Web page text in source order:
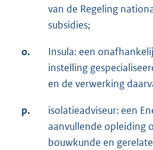
van de Regeling
subsidies;
o.
Insula: een
instelling
en de verwerking
p.
isolatieadviseur: een
aanvullende opleiding
bouwkunde en